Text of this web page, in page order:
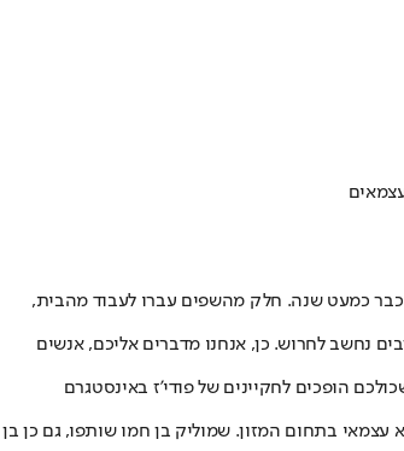
כבר כמעט שנה. חלק מהשפים עברו לעבוד מהבית,
נחשב לחרוש. כן, אנחנו מדברים אליכם, אנשים
הופכים לחקיינים של פודי'ז באינסטגרם
עם "מלך הסירים", עסק שאחראים לו שני חברי ילדות ירושלמיים, כיום מרמת גן, שמגיעים כל אחד מהם מנישה שונה בעולם אוכל. אייר אדר, בן 31, הוא עצמאי בתחום המזון. שמוליק בן חמו שותפו, גם כן בן